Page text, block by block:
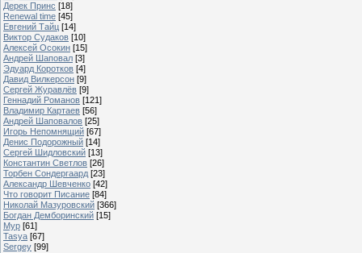
Дерек Принс [18]
Renewal time [45]
Евгений Тайц [14]
Виктор Судаков [10]
Алексей Осокин [15]
Андрей Шаповал [3]
Эдуард Коротков [4]
Давид Вилкерсон [9]
Сергей Журавлёв [9]
Геннадий Романов [121]
Владимир Картаев [56]
Андрей Шаповалов [25]
Игорь Непомнящий [67]
Денис Подорожный [14]
Сергей Шидловский [13]
Константин Светлов [26]
Торбен Сондергаард [23]
Александр Шевченко [42]
Что говорит Писание [84]
Николай Мазуровский [366]
Богдан Демборинский [15]
Мур [61]
Tasya [67]
Sergey [99]